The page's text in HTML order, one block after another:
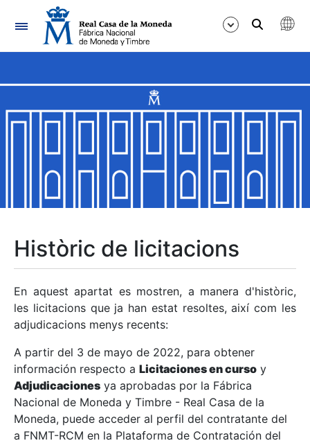
Navegació
Mostra/Amaga
Mostra/Amaga
Mostra/Amaga
Mostra/Amaga
Mostra/Amaga
Històric de licitacions
En aquest apartat es mostren, a manera d'històric,
les licitacions que ja han estat resoltes, així com les
adjudicacions menys recents:
A partir del 3 de mayo de 2022, para obtener
información respecto a Licitaciones en curso y
Adjudicaciones ya aprobadas por la Fábrica
Nacional de Moneda y Timbre - Real Casa de la
Moneda, puede acceder al perfil del contratante del
a FNMT-RCM en la Plataforma de Contratación del